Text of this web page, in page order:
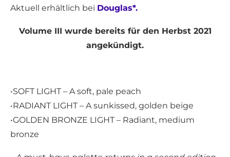
Aktuell erhältlich bei Douglas*.
Volume III wurde bereits für den Herbst 2021
angekündigt.
•SOFT LIGHT – A soft, pale peach
•RADIANT LIGHT – A sunkissed, golden beige
•GOLDEN BRONZE LIGHT – Radiant, medium
bronze